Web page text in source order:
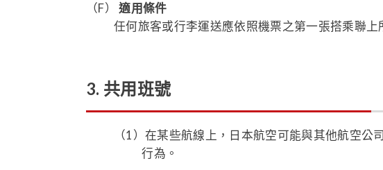
（F）
適用條件
任何旅客或行李運送應依照機票之第一張搭乘聯
3. 共用班號
（1）在某些航線上，日本航空可能與其他航空公
行為。